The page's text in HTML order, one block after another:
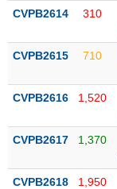
tiết
quan
dịch
chính
tích
CVPB2614 310
CVPB2615 710
CVPB2616 1,520
CVPB2617 1,370
CVPB2618 1,950
(-)
VS-
SECTOR